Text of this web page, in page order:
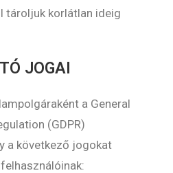
tároljuk korlátlan ideig
JOGAI
a General
(GDPR)
a következő jogokat